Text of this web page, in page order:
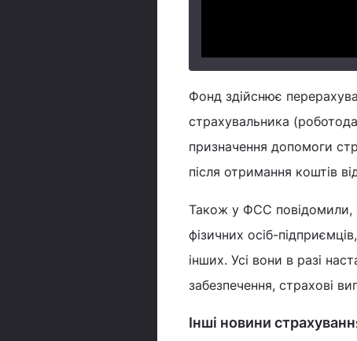
Фонд здійснює
страхувальника
призначення допомоги
після отримання коштів
Також у ФСС повідомили,
фізичних осіб-
інших. Усі вони в разі
забезпечення, страхові
Інші новини